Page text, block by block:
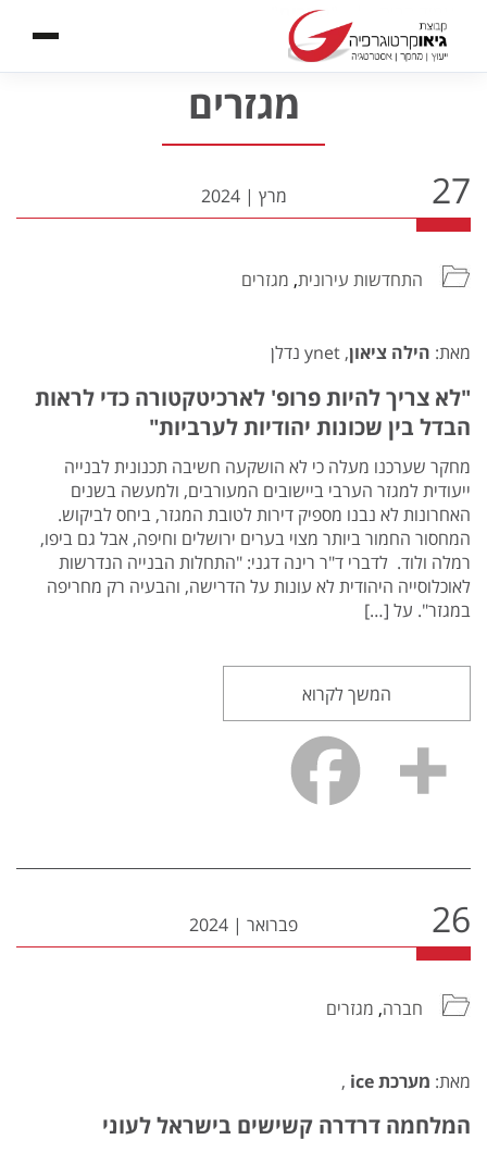
"מגזרים"
מגזרים
27 מרץ |
2024
התחדשות עירונית, מגזרים
מאת: הילה ציאון, ynet נדלן
"לא צריך להיות פרופ' לארכיטקטורה כדי לראות
הבדל בין שכונות יהודיות לערביות"
מחקר שערכנו מעלה כי לא הושקעה חשיבה תכנונית לבנייה
ייעודית למגזר הערבי ביישובים המעורבים, ולמעשה בשנים
האחרונות לא נבנו מספיק דירות לטובת המגזר, ביחס לביקוש.
המחסור החמור ביותר מצוי בערים ירושלים וחיפה, אבל גם ביפו,
רמלה ולוד. לדברי ד"ר רינה דגני: "התחלות הבנייה הנדרשות
לאוכלוסייה היהודית לא עונות על הדרישה, והבעיה רק מחריפה
במגזר". על […]
המשך לקרוא
26 פברואר |
2024
חברה, מגזרים
מאת: מערכת ice ,
המלחמה דרדרה קשישים בישראל לעוני